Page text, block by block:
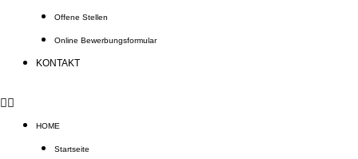
Offene Stellen
Online Bewerbungsformular
KONTAKT
HOME
Startseite